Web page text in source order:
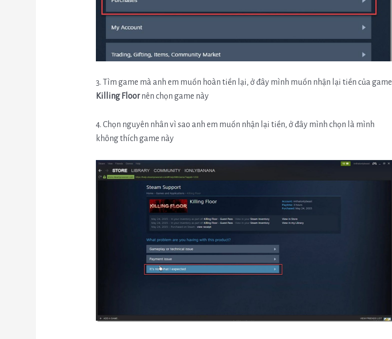
3. Tìm game mà anh em muốn hoàn tiền lại, ở đây mình muốn nhận lại tiền của game
Killing Floornên chọn game này
4. Chọn nguyên nhân vì sao anh em muốn nhận lại tiền, ở đây mình chọn là mình
không thích game này